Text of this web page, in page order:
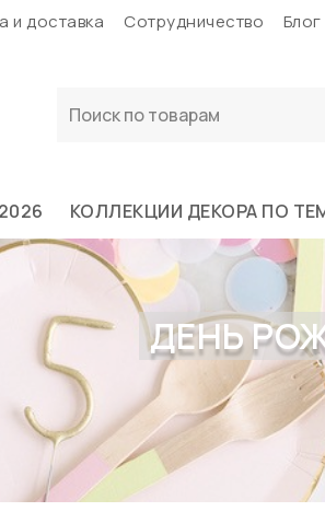
и доставка Сотрудничество Блог
КОЛЛЕКЦИИ ДЕКОРА ПО
ДЕНЬ